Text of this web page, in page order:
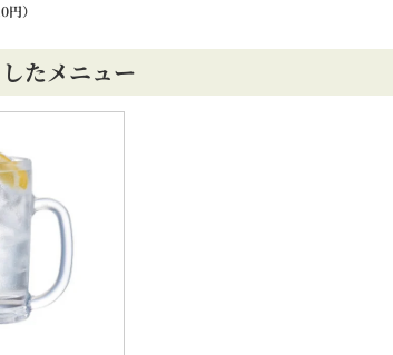
円）
たメニュー